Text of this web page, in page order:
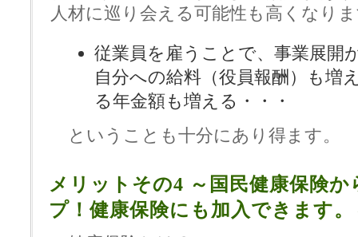
人材に巡り会える可能性も高くなり
従業員を雇うことで、事業展開
自分への給料（役員報酬）も増
る年金額も増える・・・
ということも十分にあり得ます。
メリットその4 ～国民健康保険
プ！健康保険にも加入できます。